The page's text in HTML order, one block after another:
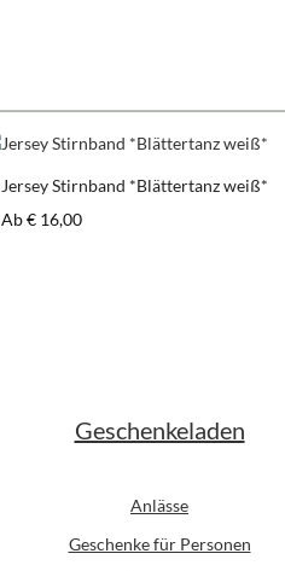
Jersey Stirnband *Blättertanz weiß*
Regulärer Preis:
Ab€ 16,00
Geschenkeladen
Anlässe
Geschenke für Personen